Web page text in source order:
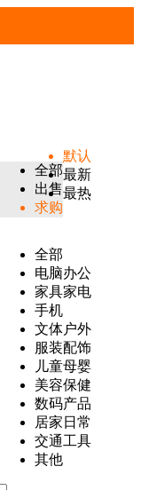
全部
出售
求购
全部
电脑办公
家具家电
手机
文体户外
服装配饰
儿童母婴
美容保健
数码产品
居家日常
交通工具
其他
默认
最新
最热